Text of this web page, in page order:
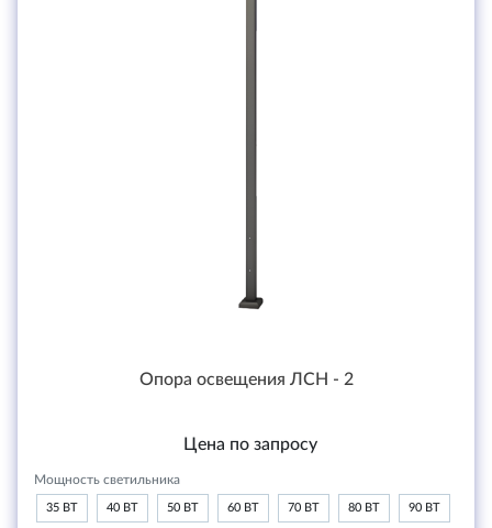
Опора освещения ЛСН - 2
Цена по запросу
Мощность светильника
35 ВТ 40 ВТ 50 ВТ 60 ВТ 70 ВТ 80 ВТ 90 ВТ